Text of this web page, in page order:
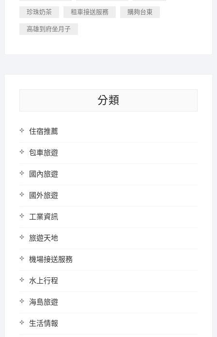
珍珠奶茶 租車接送服務 購夠台東
高雄到府坐月子
分類
住宿推薦
包車旅遊
國內旅遊
國外旅遊
工業資訊
旅遊天地
機場接送服務
水上行程
海島旅遊
生活情報